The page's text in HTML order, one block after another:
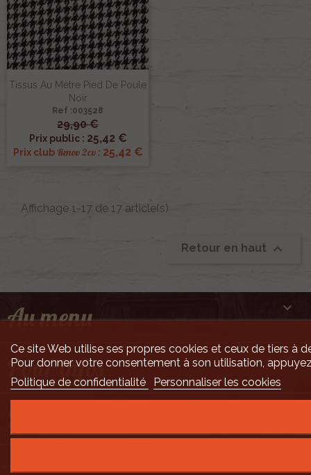
Tissus Au Mètre Pied De Poule
Noir
Ref :003528
29,90 €
Prix public : 25,42 €
Prix club Renov 2cv: 25,42 €
Affichage 1-17 de 17 article(s)
Retour en haut 
Au menu 
Pour infos 
Ce site Web utilise ses propres cookies et ceux de tiers à
Pour donner votre consentement à son utilisation,
Politique de confidentialité
Personnaliser les cookies